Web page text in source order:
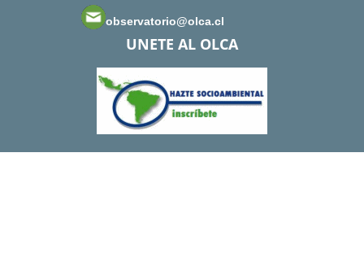
observatorio@olca.cl
UNETE AL OLCA